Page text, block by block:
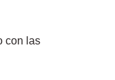
con las